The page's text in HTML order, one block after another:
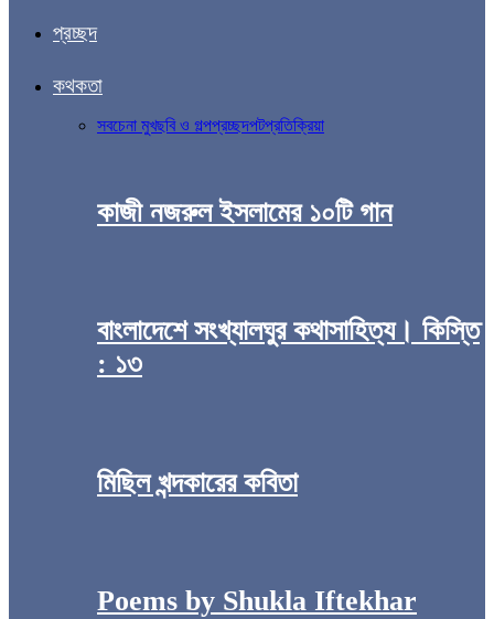
প্রচ্ছদ
কথকতা
সবচেনা মুখছবি ও গল্পপ্রচ্ছদপটপ্রতিক্রিয়া
কাজী নজরুল ইসলামের ১০টি গান
বাংলাদেশে সংখ্যালঘুর কথাসাহিত্য। কিস্তি
: ১৩
মিছিল খন্দকারের কবিতা
Poems by Shukla Iftekhar